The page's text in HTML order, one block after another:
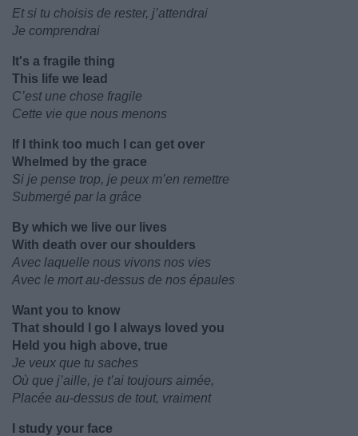
Et si tu choisis de rester, j’attendrai
Je comprendrai
It's a fragile thing
This life we lead
C’est une chose fragile
Cette vie que nous menons
If I think too much I can get over
Whelmed by the grace
Si je pense trop, je peux m’en remettre
Submergé par la grâce
By which we live our lives
With death over our shoulders
Avec laquelle nous vivons nos vies
Avec le mort au-dessus de nos épaules
Want you to know
That should I go I always loved you
Held you high above, true
Je veux que tu saches
Où que j’aille, je t’ai toujours aimée,
Placée au-dessus de tout, vraiment
I study your face